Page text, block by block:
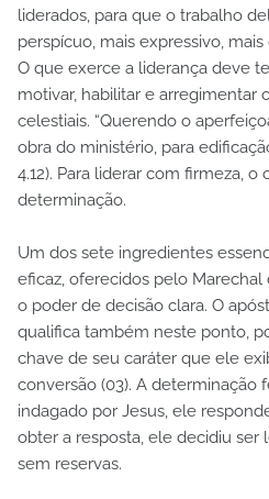
liderados, para que o trabalho
perspícuo, mais expressivo,
O que exerce a liderança deve
motivar, habilitar e arregimentar
celestiais. “Querendo o
obra do ministério, para
4.12). Para liderar com firmeza, o
determinação.
Um dos sete ingredientes
eficaz, oferecidos pelo
o poder de decisão clara. O
qualifica também neste ponto,
chave de seu caráter que ele
conversão (03). A determinação
indagado por Jesus, ele
obter a resposta, ele decidiu ser
sem reservas.